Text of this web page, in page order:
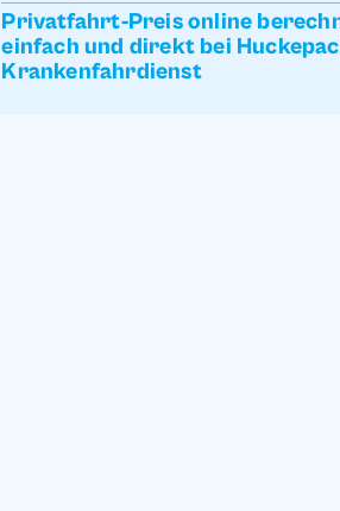
Privatfahrt-Preis online
einfach und direkt bei
Krankenfahrdienst